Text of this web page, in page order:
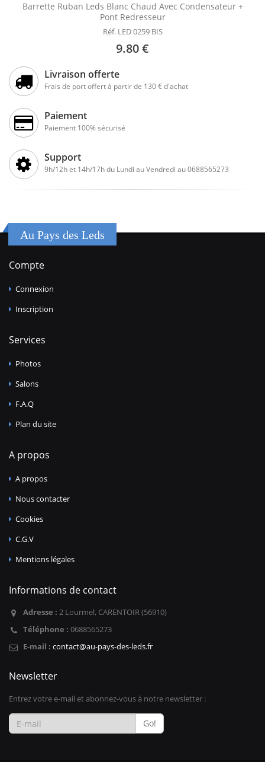
Barrette Ruban Leds Blanc Chaud Avec Condensateur +
Pont Redresseur
Réf. LED 0259 BIS
9.80 €
Livraison offerte
Frais de port offert à partir de 130 € d'achat
Paiement
Paiement 100% sécurisé
Support
9h/12h et 14h/17h du Lundi au Vendredi au 0688565273
Au Pays des Leds
Compte
Connexion
Inscription
Services
Photos
Salons
F.A.Q
Plan du site
A propos
A propos
Nous contacter
Cookies
C.G.V
Mentions légales
Informations de contact
Adresse : 2 Lourmel, CARENTOIR (56910)
Téléphone : 0688565273
E-mail : contact@au-pays-des-leds.fr
Newsletter
Entrez votre e-mail et abonnez-vous à notre newsletter :
Go!